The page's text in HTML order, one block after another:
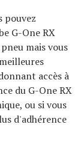
pouvez
G-One RX
mais vous
accès à
du G-One RX
ou si vous
d'adhérence